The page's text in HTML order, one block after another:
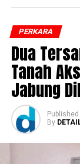
PERKARA
Dua
Tanah
Jabung
Published
By